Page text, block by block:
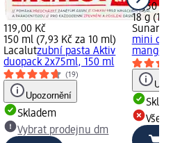
119,00 Kč
150 ml (7,93 Kč za 10 ml)
Lacalutzubní pasta Aktiv
duopack 2x75ml, 150 ml
(19)
Upozornění
Skladem
Vybrat prodejnu dm
27,50 Kč
18 g
Sunar
mini
mango,